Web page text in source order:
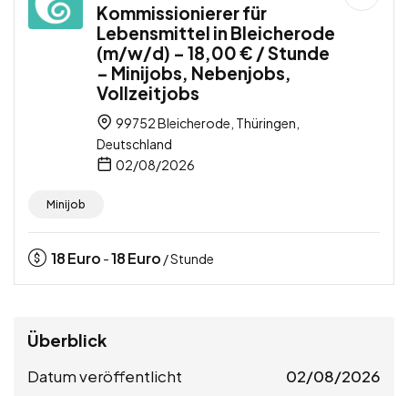
Kommissionierer für
Lebensmittel in Bleicherode
(m/w/d) – 18,00 € / Stunde
– Minijobs, Nebenjobs,
Vollzeitjobs
99752 Bleicherode, Thüringen,
Deutschland
02/08/2026
Minijob
18Euro -18Euro / Stunde
Überblick
Datum veröffentlicht 02/08/2026